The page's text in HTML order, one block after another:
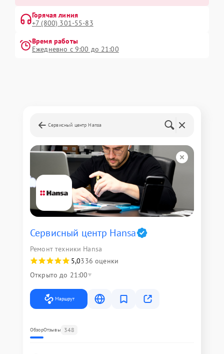
Горячая линия
+7 (800) 301-55-83
Время работы
Ежедневно с 9:00 до 21:00
Сервисный центр Hansa
Сервисный центр Hansa
Ремонт техники Hansa
5,0336 оценки
Открыто до 21:00
Маршрут
ОбзорОтзывы 348